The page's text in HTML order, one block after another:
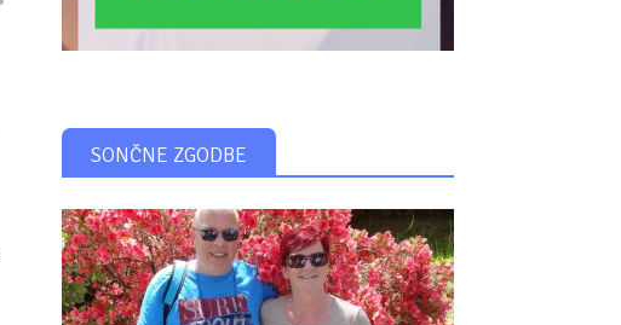
SONČNE ZGODBE